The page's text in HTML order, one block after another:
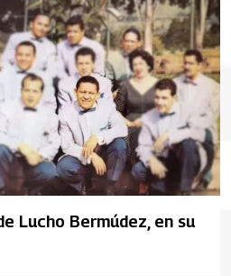
Lucho Bermúdez, en su